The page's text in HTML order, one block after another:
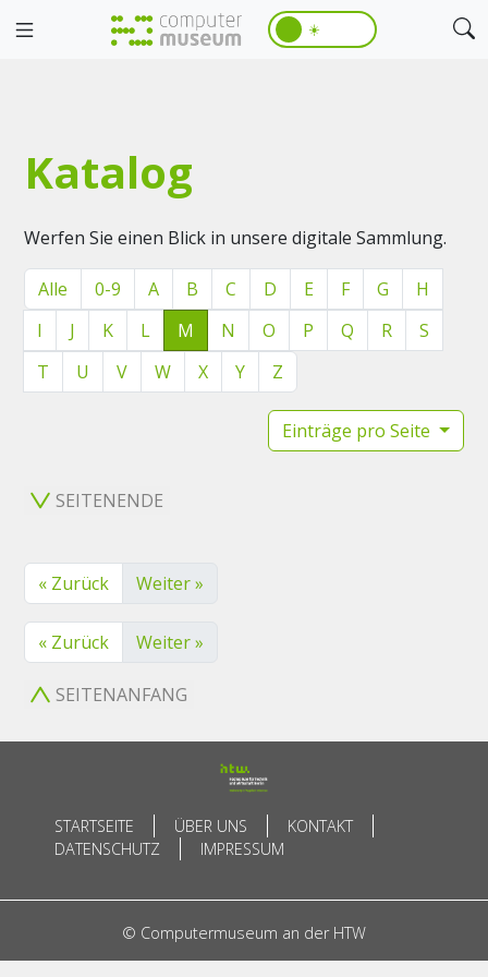
☀️
Katalog
Werfen Sie einen Blick in unsere digitale Sammlung.
Alle 0-9 A B C D E F G
H
I
J K L M N O P Q R
S
T
U V W X Y Z
Einträge pro Seite
SEITENENDE
« Zurück Weiter »
« Zurück Weiter »
SEITENANFANG
STARTSEITE ÜBER UNS
KONTAKT
DATENSCHUTZ
IMPRESSUM
© Computermuseum an der HTW